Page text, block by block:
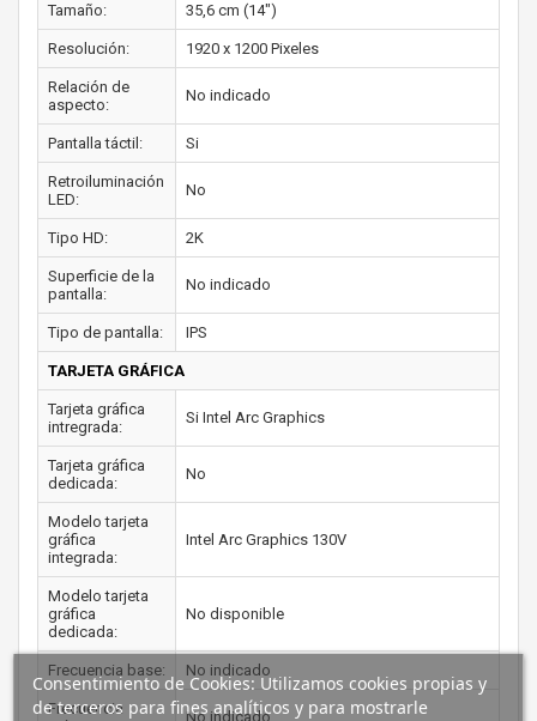
Tamaño: 35,6 cm (14")
Resolución: 1920 x 1200 Pixeles
Relación de
aspecto:
No indicado
Pantalla táctil: Si
Retroiluminación
LED:
No
Tipo HD: 2K
Superficie de la
pantalla:
No indicado
Tipo de pantalla: IPS
TARJETA GRÁFICA
Tarjeta gráfica
intregrada:
Si Intel Arc Graphics
Tarjeta gráfica
dedicada:
No
Modelo tarjeta
gráfica
integrada:
Intel Arc Graphics 130V
Modelo tarjeta
gráfica
dedicada:
No disponible
Frecuencia base: No indicado
Frecuencia
No indicado
Consentimiento de Cookies: Utilizamos cookies propias y
de terceros para fines analíticos y para mostrarle